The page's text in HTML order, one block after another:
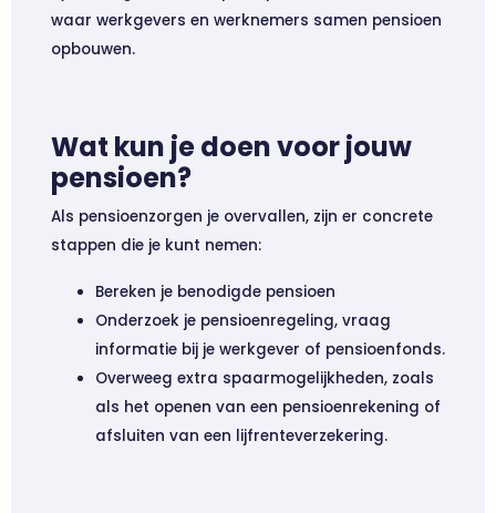
waar werkgevers en werknemers samen pensioen
opbouwen.
Wat kun je doen voor jouw
pensioen?
Als pensioenzorgen je overvallen, zijn er concrete
stappen die je kunt nemen:
Bereken je benodigde pensioen
Onderzoek je pensioenregeling, vraag
informatie bij je werkgever of pensioenfonds.
Overweeg extra spaarmogelijkheden, zoals
als het openen van een pensioenrekening of
afsluiten van een lijfrenteverzekering.